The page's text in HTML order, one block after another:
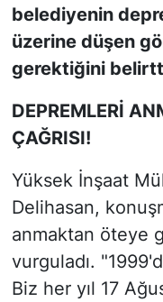
belediyenin
üzerine düşen
gerektiğini
DEPREMLERİ
ÇAĞRISI!
Yüksek İnşaat
Delihasan,
anmaktan öteye
vurguladı.
Biz her yıl 17
VİDEO GALERİ
YAŞAM